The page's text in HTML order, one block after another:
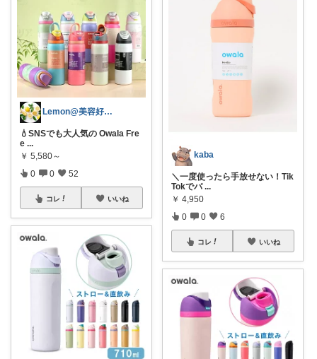
Lemon@美容好きのゆる無添加生活
💧SNSでも大人気の Owala Fre
e ...
￥ 5,580～
0 0 52
コレ いいね
kaba
＼一度使ったら手放せない！Tik
Tokでバ ...
￥ 4,950
0 0 6
コレ いいね